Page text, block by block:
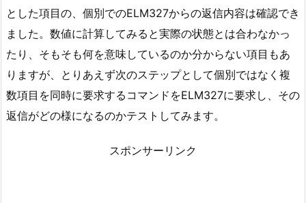
とした項目の、個別でのELM327からの返信内容は確認でき
ました。数値に計算してみると実際の状態とは合わなかっ
たり、そもそも何を意味しているのか分からない項目もあ
りますが、とりあえず次のステップとして個別ではなく複
数項目を同時に要求するコマンドをELM327に要求し、その
返信がどの様になるのかテストしてみます。
スポンサーリンク